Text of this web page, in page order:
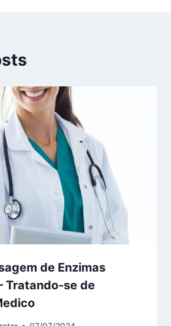
de Enzimas
Tratando-se de